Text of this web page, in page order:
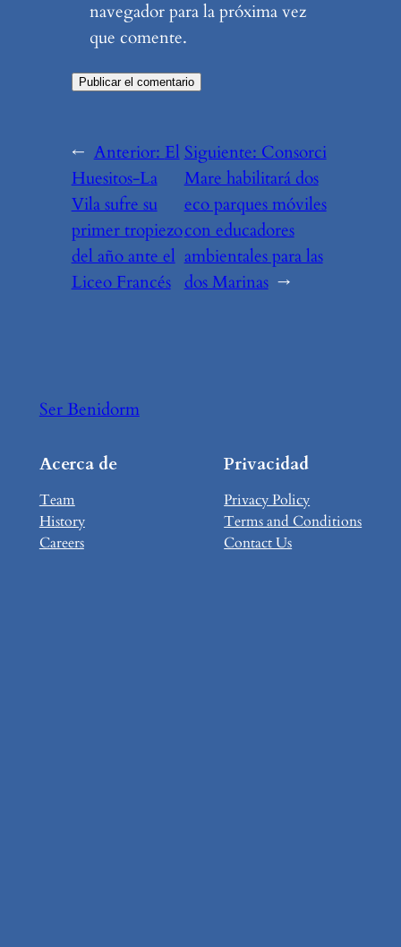
navegador para la próxima vez
que comente.
← Anterior: El
Huesitos-La
Vila sufre su
primer tropiezo
del año ante el
Liceo Francés
Siguiente: Consorci
Mare habilitará dos
eco parques móviles
con educadores
ambientales para las
dos Marinas →
Ser Benidorm
Acerca de
Team
History
Careers
Privacidad
Privacy Policy
Terms and Conditions
Contact Us